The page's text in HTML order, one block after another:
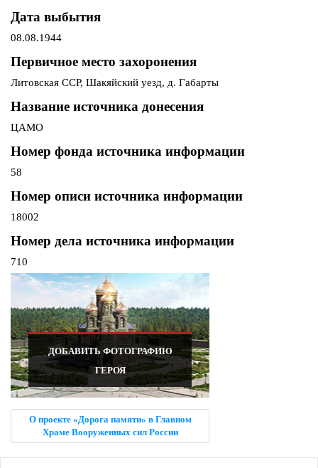
Дата выбытия
08.08.1944
Первичное место захоронения
Литовская ССР, Шакяйский уезд, д. Габарты
Название источника донесения
ЦАМО
Номер фонда источника информации
58
Номер описи источника информации
18002
Номер дела источника информации
710
ДОБАВИТЬ ФОТОГРАФИЮ
ГЕРОЯ
О проекте «Дорога памяти» в Главном
Храме Вооруженных сил России